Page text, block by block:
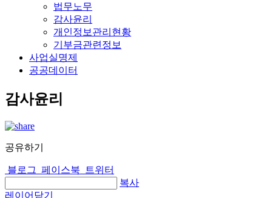
법무노무
감사윤리
개인정보관리현황
기부금관련정보
사업실명제
공공데이터
감사윤리
공유하기
블로그 페이스북
트위터
복사
레이어닫기